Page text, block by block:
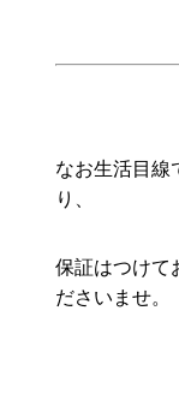
なお生活目線
り、
保証はつけて
ださいませ。